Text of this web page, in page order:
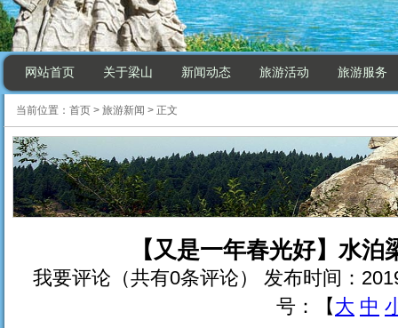
网站首页 关于梁山 新闻动态 旅游活动 旅游服务
当前位置： 首页 > 旅游新闻 > 正文
【又是一年春光好】水
我要评论（共有0条评论） 发布时间：
号：【大 中